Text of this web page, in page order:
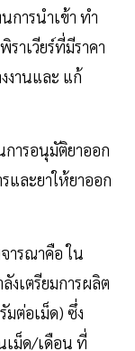
การนําเข้า ทํา
ราเวียร์ที่มีราคา
งานและ แก้
ารอนุมัติยาออก
และยาให้ยาออก
รณาคือ ใน
งเตรียมการผลิต
มต่อเม็ด) ซึ่ง
เม็ด/เดือน ที่